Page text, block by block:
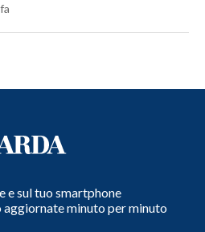
e sul tuo smartphone
minuto per minuto